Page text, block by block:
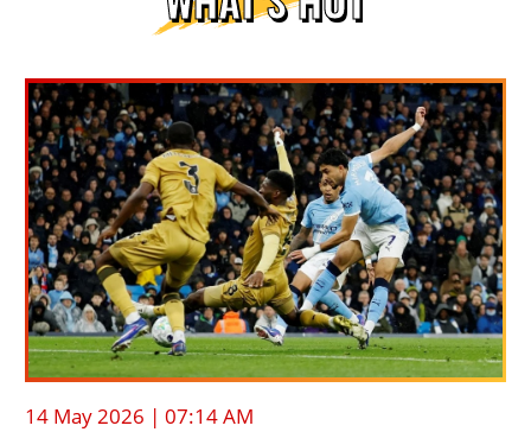
14 May 2026 | 07:14 AM